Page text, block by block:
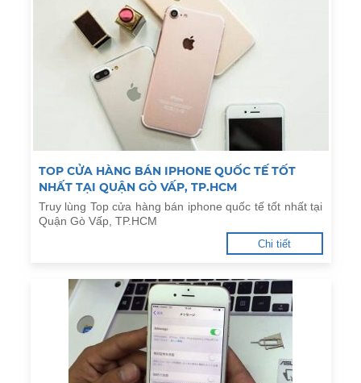
TOP CỬA HÀNG BÁN IPHONE QUỐC TẾ TỐT
NHẤT TẠI QUẬN GÒ VẤP, TP.HCM
Truy lùng Top cửa hàng bán iphone quốc tế tốt nhất tại
Quận Gò Vấp, TP.HCM
Chi tiết